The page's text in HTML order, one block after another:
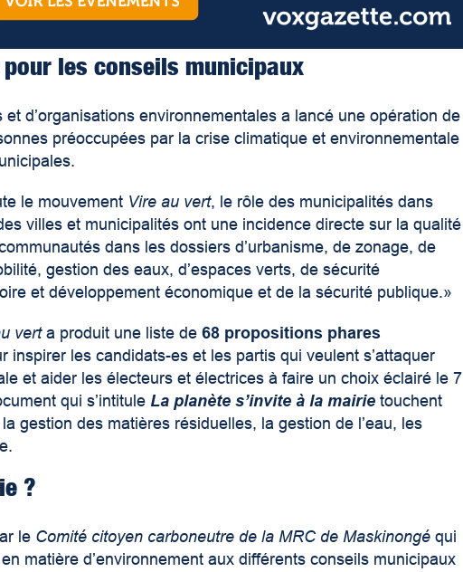
les conseils municipaux
d’organisations environnementales a lancé une opération de
préoccupées par la crise climatique et environnementale
le mouvement Vire au vert, le rôle des municipalités dans
villes et municipalités ont une incidence directe sur la qualité
dans les dossiers d’urbanisme, de zonage, de
gestion des eaux, d’espaces verts, de sécurité
et développement économique et de la sécurité publique.»
verta produit une liste de 68 propositions phares
inspirer les candidats-es et les partis qui veulent s’attaquer
et aider les électeurs et électrices à faire un choix éclairé le 7
qui s’intitule La planète s’invite à la mairie touchent
gestion des matières résiduelles, la gestion de l’eau, les
?
le Comité citoyen carboneutre de la MRC de Maskinongé qui
matière d’environnement aux différents conseils municipaux